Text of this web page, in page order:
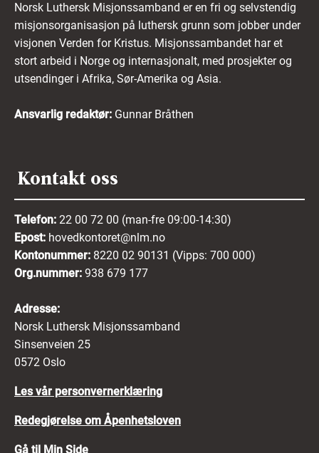
Norsk Luthersk Misjonssamband er en fri og selvstendig
misjonsorganisasjon på luthersk grunn som jobber under
visjonen Verden for Kristus. Misjonssambandet har et
stort arbeid i Norge og internasjonalt, med prosjekter og
utsendinger i Afrika, Sør-Amerika og Asia.
Ansvarlig redaktør: Gunnar Bråthen
Kontakt oss
Telefon: 22 00 72 00 (man-fre 09:00-14:30)
Epost: hovedkontoret@nlm.no
Kontonummer: 8220 02 90131 (Vipps: 700 000)
Org.nummer: 938 679 177
Adresse:
Norsk Luthersk Misjonssamband
Sinsenveien 25
0572 Oslo
Les vår personvernerklæring
Redegjørelse om Åpenhetsloven
Gå til Min Side